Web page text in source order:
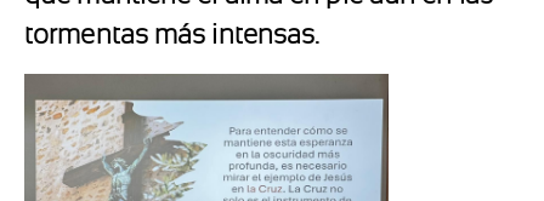
tormentas más intensas.